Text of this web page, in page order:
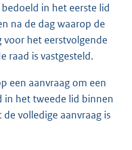
in het eerste lid
na de dag waarop de
het eerstvolgende
raad is vastgesteld.
een aanvraag om een
in het tweede lid binnen
volledige aanvraag is